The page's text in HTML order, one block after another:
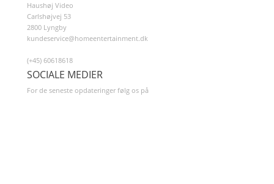
Haushøj Video
Carlshøjvej 53
2800 Lyngby
kundeservice@homeentertainment.dk
(+45) 60618618
SOCIALE MEDIER
For de seneste opdateringer følg os på